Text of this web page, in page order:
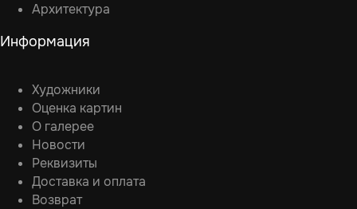
Архитектура
Информация
Художники
Оценка картин
О галерее
Новости
Реквизиты
Доставка и оплата
Возврат